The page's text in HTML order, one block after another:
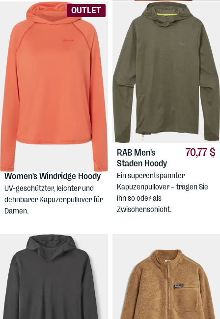
OUTLET
31,51 $
MARMOT
Women's Windridge Hoody
UV-geschützter, leichter und
dehnbarer Kapuzenpullover für
Damen.
70,77 $
RAB Men's
Staden Hoody
Ein superentspannter
Kapuzenpullover – tragen Sie
ihn so oder als
Zwischenschicht.